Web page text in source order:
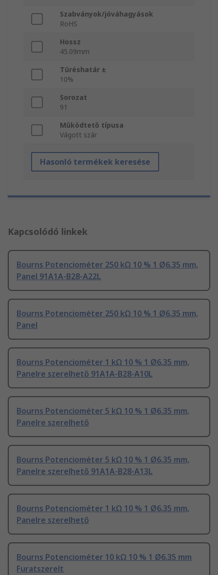
Szabványok/jóváhagyások
RoHS
Hossz
45.09mm
Tűréshatár ±
10%
Sorozat
91
Működtető típusa
Vágott szár
Hasonló termékek keresése
Kapcsolódó linkek
Bourns Potenciométer 250 kΩ 10 % 1 Ø6.35 mm,
Panel 91A1A-B28-A22L
Bourns Potenciométer 250 kΩ 10 % 1 Ø6.35 mm,
Panel
Bourns Potenciométer 1 kΩ 10 % 1 Ø6.35 mm,
Panelre szerelhető 91A1A-B28-A10L
Bourns Potenciométer 5 kΩ 10 % 1 Ø6.35 mm,
Panelre szerelhető
Bourns Potenciométer 5 kΩ 10 % 1 Ø6.35 mm,
Panelre szerelhető 91A1A-B28-A13L
Bourns Potenciométer 1 kΩ 10 % 1 Ø6.35 mm,
Panelre szerelhető
Bourns Potenciométer 10 kΩ 10 % 1 Ø6.35 mm
Furatszerelt